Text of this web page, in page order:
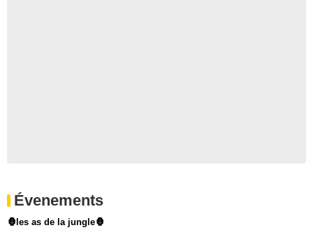
Évenements
🦍les as de la jungle🦍